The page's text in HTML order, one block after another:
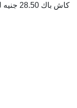
كاش باك 28.50 جنيه للجرام.